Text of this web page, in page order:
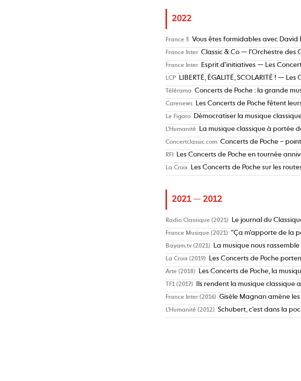
2022
France 3 Vous êtes formidables avec David
France Inter Classic & Co — l'Orchestre des
France Inter Esprit d'initiatives — Les
LCP LIBERTÉ, ÉGALITÉ, SCOLARITÉ ! —
Télérama Concerts de Poche : la grande
Carenews Les Concerts de Poche fêtent
Le Figaro Démocratiser la musique
L'Humanité La musique classique à portée
Concertclassic.com Concerts de Poche –
RFI Les Concerts de Poche en tournée
La Croix Les Concerts de Poche sur les
2021 — 2012
Radio Classique (2021) Le journal du
France Musique (2021) "Ça m'apporte de la
Bayam.tv (2021) La musique nous
La Croix (2019) Les Concerts de Poche
Arte (2018) Les Concerts de Poche, la
TF1 (2017) Ils rendent la musique classique
France Inter (2016) Gisèle Magnan amène
L'Humanité (2012) Schubert, c'est dans la